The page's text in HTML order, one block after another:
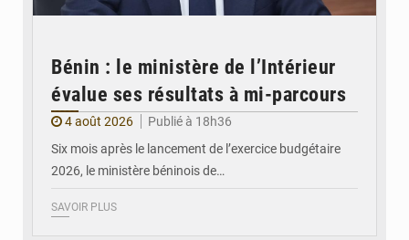
Bénin : le ministère de l’Intérieur
évalue ses résultats à mi-parcours
4 août 2026
Publié à 18h36
Six mois après le lancement de l’exercice budgétaire
2026, le ministère béninois de…
SAVOIR PLUS